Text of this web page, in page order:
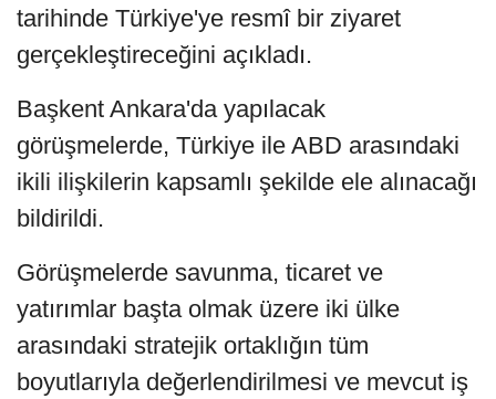
tarihinde Türkiye'ye resmî bir ziyaret
gerçekleştireceğini açıkladı.
Başkent Ankara'da yapılacak
görüşmelerde, Türkiye ile ABD arasındaki
ikili ilişkilerin kapsamlı şekilde ele alınacağı
bildirildi.
Görüşmelerde savunma, ticaret ve
yatırımlar başta olmak üzere iki ülke
arasındaki stratejik ortaklığın tüm
boyutlarıyla değerlendirilmesi ve mevcut iş